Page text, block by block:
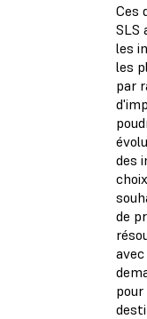
Ces
SLS
les
les
par
des
de